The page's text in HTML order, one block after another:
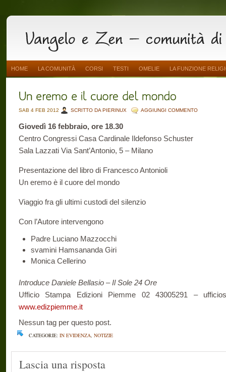
HOME LA COMUNITÀ CORSI TESTI OMELIE LA FUNZIONE
SAB 4 FEB 2012 SCRITTO DA PIERINUX AGGIUNGI COMMENTO
Giovedì 16 febbraio, ore 18.30
Centro Congressi Casa Cardinale Ildefonso Schuster
Sala Lazzati Via Sant’Antonio, 5 – Milano
Presentazione del libro di Francesco Antonioli
Un eremo è il cuore del mondo
Viaggio fra gli ultimi custodi del silenzio
Con l’Autore intervengono
Padre Luciano Mazzocchi
svamini Hamsananda Giri
Monica Cellerino
Introduce Daniele Bellasio – Il Sole 24 Ore
Ufficio Stampa Edizioni Piemme 02 43005291 –
www.edizpiemme.it
Nessun tag per questo post.
CATEGORIE: IN EVIDENZA, NOTIZIE
Lascia una risposta